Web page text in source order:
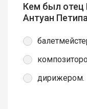
Кем был отец
Антуан
дирижером.